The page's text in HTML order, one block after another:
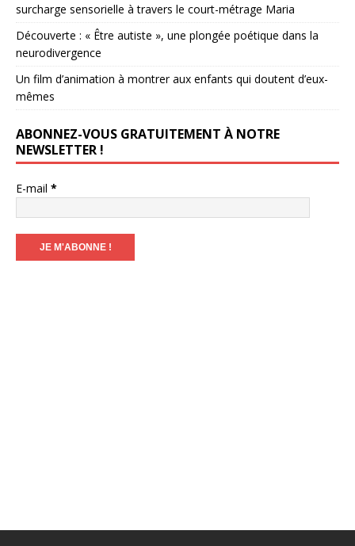
surcharge sensorielle à travers le court-métrage Maria
Découverte : « Être autiste », une plongée poétique dans la
neurodivergence
Un film d’animation à montrer aux enfants qui doutent d’eux-
mêmes
ABONNEZ-VOUS GRATUITEMENT À NOTRE
NEWSLETTER !
E-mail *